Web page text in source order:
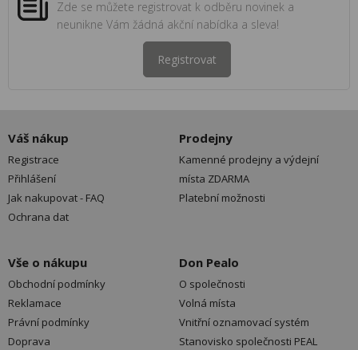
Zde se můžete registrovat k odběru novinek a
neunikne Vám žádná akční nabídka a sleva!
Registrovat
Váš nákup
Registrace
Přihlášení
Jak nakupovat - FAQ
Ochrana dat
Prodejny
Kamenné prodejny a výdejní
místa ZDARMA
Platební možnosti
Vše o nákupu
Obchodní podmínky
Reklamace
Právní podmínky
Doprava
Don Pealo
O společnosti
Volná místa
Vnitřní oznamovací systém
Stanovisko společnosti PEAL